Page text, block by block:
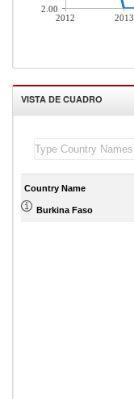
2012 2013
2.00
VISTA DE CUADRO
Country Name
Burkina Faso